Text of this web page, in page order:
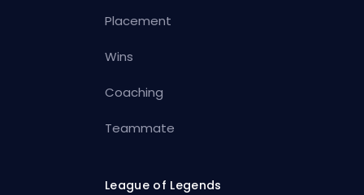
Placement
Wins
Coaching
Teammate
League of Legends